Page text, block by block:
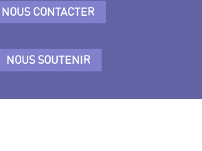
NOUS CONTACTER
NOUS SOUTENIR